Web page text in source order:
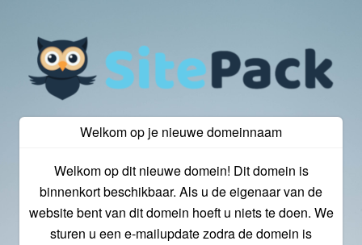
Welkom op je nieuwe domeinnaam
Welkom op dit nieuwe domein! Dit domein is
binnenkort beschikbaar. Als u de eigenaar van de
website bent van dit domein hoeft u niets te doen. We
sturen u een e-mailupdate zodra de domein is